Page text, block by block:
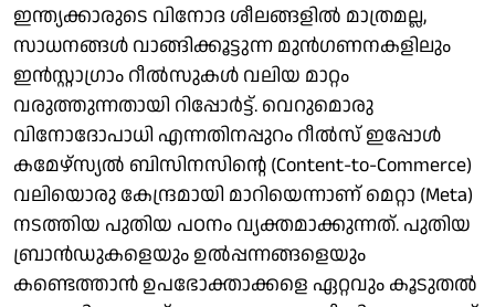
ഇന്ത്യക്കാരുടെ വിനോദ ശീലങ്ങളില്‍ മാത്രമല്ല,
സാധനങ്ങള്‍ വാങ്ങിക്കൂട്ടുന്ന മുന്‍ഗണനകളിലും
ഇന്‍സ്റ്റാഗ്രാം റീല്‍സുകള്‍ വലിയ മാറ്റം
വരുത്തുന്നതായി റിപ്പോര്‍ട്ട്. വെറുമൊരു
വിനോദോപാധി എന്നതിനപ്പുറം റീല്‍സ് ഇപ്പോള്‍
കമേഴ്‌സ്യല്‍ ബിസിനസിന്റെ (Content-to-Commerce)
വലിയൊരു കേന്ദ്രമായി മാറിയെന്നാണ് മെറ്റാ (Meta)
നടത്തിയ പുതിയ പഠനം വ്യക്തമാക്കുന്നത്. പുതിയ
ബ്രാന്‍ഡുകളെയും ഉല്‍പ്പന്നങ്ങളെയും
കണ്ടെത്താന്‍ ഉപഭോക്താക്കളെ ഏറ്റവും കൂടുതല്‍